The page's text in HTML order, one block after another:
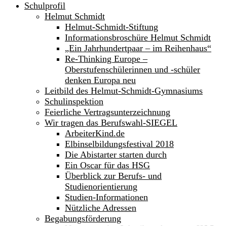
Gymnasium
Schulprofil
Helmut Schmidt
Helmut-Schmidt-Stiftung
Informationsbroschüre Helmut Schmidt
„Ein Jahrhundertpaar – im Reihenhaus“
Re-Thinking Europe –
Oberstufenschülerinnen und -schüler
denken Europa neu
Leitbild des Helmut-Schmidt-Gymnasiums
Schulinspektion
Feierliche Vertragsunterzeichnung
Wir tragen das Berufswahl-SIEGEL
ArbeiterKind.de
Elbinselbildungsfestival 2018
Die Abistarter starten durch
Ein Oscar für das HSG
Überblick zur Berufs- und
Studienorientierung
Studien-Informationen
Nützliche Adressen
Begabungsförderung